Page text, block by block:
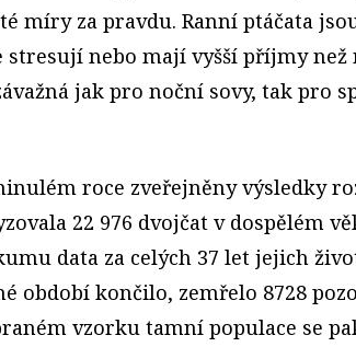
míry za pravdu. Ranní ptáčata
stresují nebo mají vyšší příjmy než
jak pro noční sovy, tak pro
roce zveřejněny výsledky
22 976 dvojčat v dospělém
data za celých 37 let jejich
období končilo, zemřelo 8728
vzorku tamní populace se